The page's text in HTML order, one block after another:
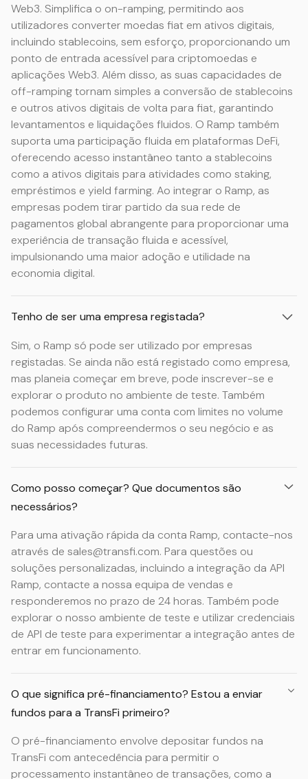
Web3. Simplifica o on-ramping, permitindo aos
utilizadores converter moedas fiat em ativos digitais,
incluindo stablecoins, sem esforço, proporcionando um
ponto de entrada acessível para criptomoedas e
aplicações Web3. Além disso, as suas capacidades de
off-ramping tornam simples a conversão de stablecoins
e outros ativos digitais de volta para fiat, garantindo
levantamentos e liquidações fluidos. O Ramp também
suporta uma participação fluida em plataformas DeFi,
oferecendo acesso instantâneo tanto a stablecoins
como a ativos digitais para atividades como staking,
empréstimos e yield farming. Ao integrar o Ramp, as
empresas podem tirar partido da sua rede de
pagamentos global abrangente para proporcionar uma
experiência de transação fluida e acessível,
impulsionando uma maior adoção e utilidade na
economia digital.
Tenho de ser uma empresa registada?
Sim, o Ramp só pode ser utilizado por empresas
registadas. Se ainda não está registado como empresa,
mas planeia começar em breve, pode inscrever-se e
explorar o produto no ambiente de teste. Também
podemos configurar uma conta com limites no volume
do Ramp após compreendermos o seu negócio e as
suas necessidades futuras.
Como posso começar? Que documentos são
necessários?
Para uma ativação rápida da conta Ramp, contacte-nos
através de sales@transfi.com. Para questões ou
soluções personalizadas, incluindo a integração da API
Ramp, contacte a nossa equipa de vendas e
responderemos no prazo de 24 horas. Também pode
explorar o nosso ambiente de teste e utilizar credenciais
de API de teste para experimentar a integração antes de
entrar em funcionamento.
O que significa pré-financiamento? Estou a enviar
fundos para a TransFi primeiro?
O pré-financiamento envolve depositar fundos na
TransFi com antecedência para permitir o
processamento instantâneo de transações, como a